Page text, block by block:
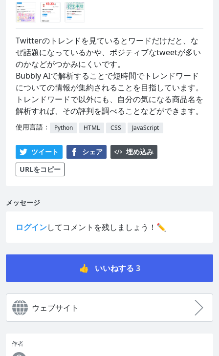
Twitterのトレンドを見ているとワードだけだと、な
ぜ話題になっているかや、ポジティブなtweetが多い
のかなどがつかみにくいです。
Bubbly AIで解析することで短時間でトレンドワード
についての情報が集約されることを目指しています。
トレンドワードで以外にも、自分の気になる商品名を
解析すれば、その評判を調べることなどができます。
使用言語： Python HTML CSS JavaScript
ツイート シェア
埋め込み
URLをコピー
メッセージ
ログインしてコメントを残しましょう！✏️
👍 いいねする 3
ウェブサイト
作者